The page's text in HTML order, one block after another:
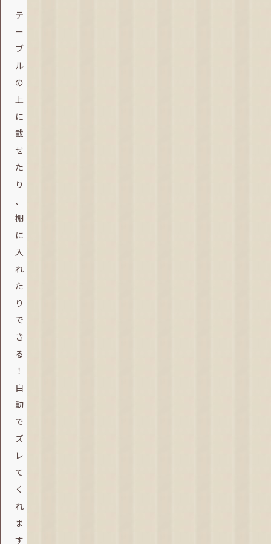
テ
ー
ブ
ル
の
上
に
載
せ
た
り
、
棚
に
入
れ
た
り
で
き
る
！
自
動
で
ズ
レ
て
く
れ
ま
す